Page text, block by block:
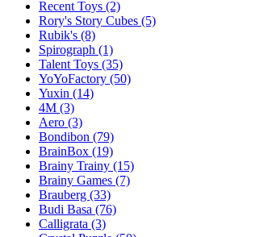
Recent Toys (2)
Rory's Story Cubes (5)
Rubik's (8)
Spirograph (1)
Talent Toys (35)
YoYoFactory (50)
Yuxin (14)
4M (3)
Aero (3)
Bondibon (79)
BrainBox (19)
Brainy Trainy (15)
Brainy Games (7)
Brauberg (33)
Budi Basa (76)
Calligrata (3)